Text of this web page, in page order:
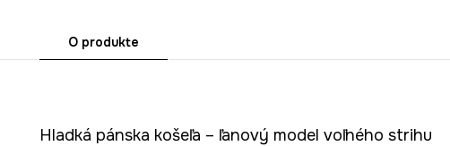
O produkte
Hladká pánska košeľa – ľanový model voľného strihu